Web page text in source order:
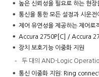
높은 신뢰성을 필요로 하는 현장
통신을 통한 모든 설정과 시운
제어 유연성을 제공하는 제어
Accura 2750P[C] / Accura
장치 보호기능 이중화 지원
- 두 대의 AND-Logic
통신 이중화 지원: Ring